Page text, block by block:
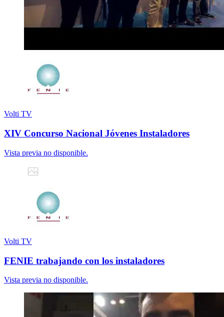
Volti TV
XIV Concurso Nacional Jóvenes Instaladores
Vista previa no disponible.
Volti TV
FENIE trabajando con los instaladores
Vista previa no disponible.